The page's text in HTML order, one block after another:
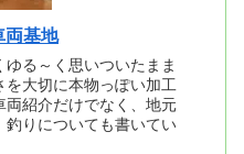
両基地
る～く思いついたまま
大切に本物っぽい加工
両紹介だけでなく、地元
釣りについても書いてい